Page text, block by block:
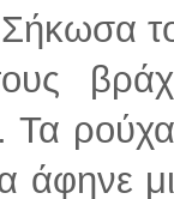
Τα
άφηνε